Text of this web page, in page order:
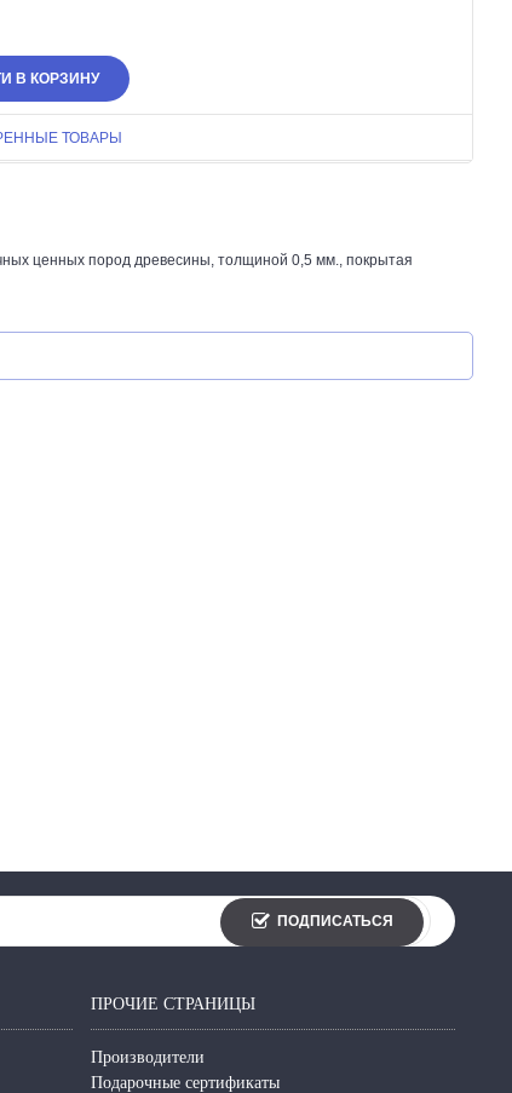
В КОРЗИНУ
ТОВАРЫ
ценных пород древесины, толщиной 0,5 мм., покрытая
ПОДПИСАТЬСЯ
ПРОЧИЕ СТРАНИЦЫ
Производители
Подарочные сертификаты